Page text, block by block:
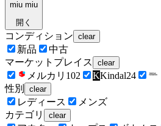
miu miu
開く
コンディション clear
新品
中古
マーケットプレイス
clear
メルカリ 102 KKindal24
性別
clear
レディース
メンズ
カテゴリ
clear